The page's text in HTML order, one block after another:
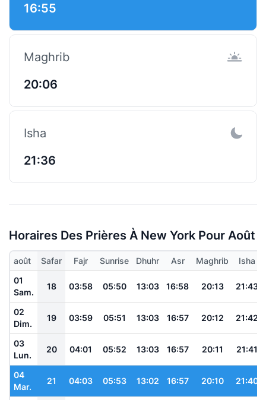
16:55
Maghrib
20:06
Isha
21:36
Horaires Des Prières À New York Pour Août
août Safar Fajr Sunrise Dhuhr Asr Maghrib
Isha
01
Sam.
18 03:58 05:50 13:03 16:58 20:13 21:43
02
Dim.
19 03:59 05:51 13:03 16:57 20:12 21:42
03
Lun.
20 04:01 05:52 13:03 16:57 20:11 21:41
04
Mar.
21 04:03 05:53 13:02 16:57 20:10 21:40